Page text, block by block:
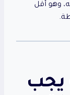
وهو أقل
يجب